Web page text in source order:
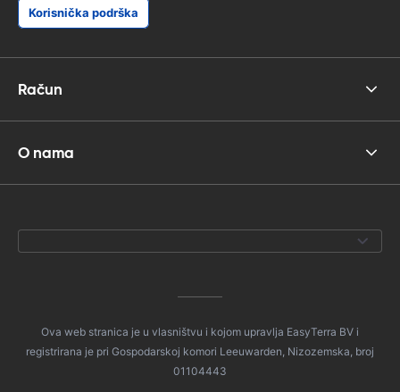
Korisnička podrška
Račun
O nama
Ova web stranica je u vlasništvu i kojom upravlja EasyTerra BV i
registrirana je pri Gospodarskoj komori Leeuwarden, Nizozemska, broj
01104443